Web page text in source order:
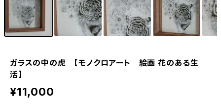
ガラスの中の虎 【モノクロアート 絵画 花のある生
活】
¥11,000